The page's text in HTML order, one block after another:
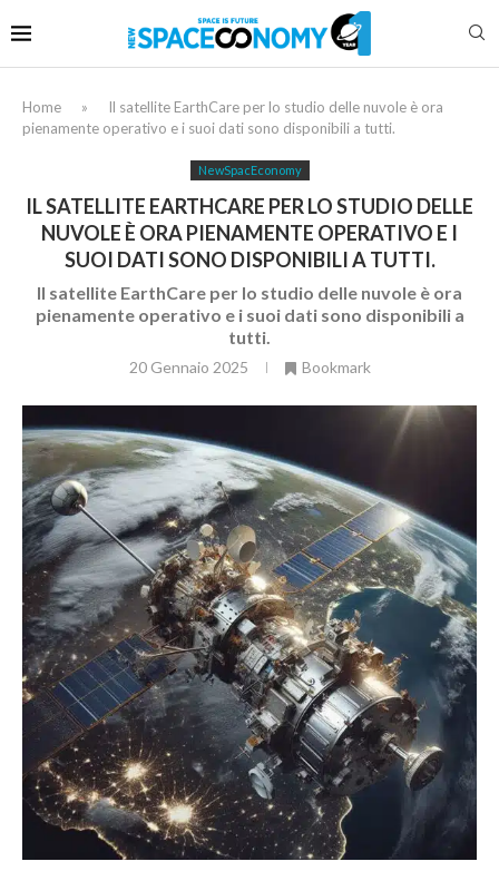
Home »
Il satellite EarthCare per lo studio delle nuvole è ora
pienamente operativo e i suoi dati sono disponibili a tutti.
NewSpacEconomy
IL SATELLITE EARTHCARE PER LO STUDIO DELLE
NUVOLE È ORA PIENAMENTE OPERATIVO E I
SUOI DATI SONO DISPONIBILI A TUTTI.
Il satellite EarthCare per lo studio delle nuvole è ora
pienamente operativo e i suoi dati sono disponibili a
tutti.
20 Gennaio 2025 Bookmark